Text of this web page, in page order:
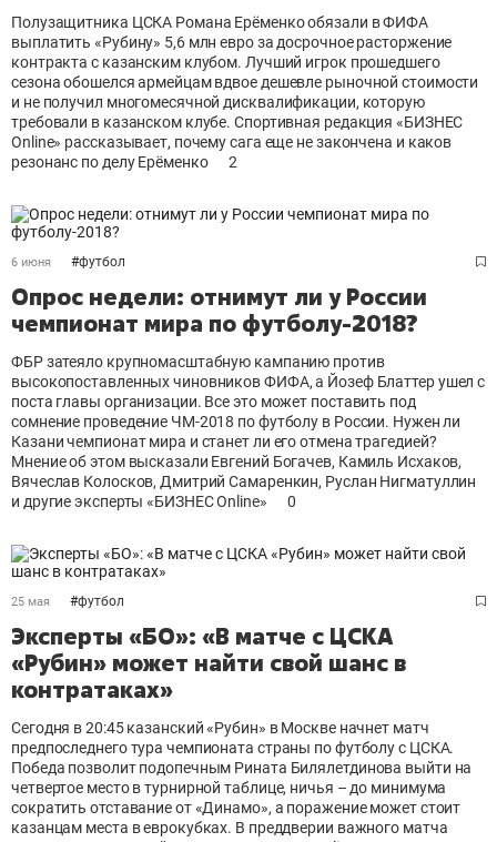
Полузащитника ЦСКА Романа Ерёменко обязали в ФИФА
выплатить «Рубину» 5,6 млн евро за досрочное расторжение
контракта с казанским клубом. Лучший игрок прошедшего
сезона обошелся армейцам вдвое дешевле рыночной стоимости
и не получил многомесячной дисквалификации, которую
требовали в казанском клубе. Спортивная редакция «БИЗНЕС
Online» рассказывает, почему сага еще не закончена и каков
резонанс по делу Ерёменко
2
6 июня #футбол
Опрос недели: отнимут ли у России
чемпионат мира по футболу-2018?
ФБР затеяло крупномасштабную кампанию против
высокопоставленных чиновников ФИФА, а Йозеф Блаттер ушел с
поста главы организации. Все это может поставить под
сомнение проведение ЧМ-2018 по футболу в России. Нужен ли
Казани чемпионат мира и станет ли его отмена трагедией?
Мнение об этом высказали Евгений Богачев, Камиль Исхаков,
Вячеслав Колосков, Дмитрий Самаренкин, Руслан Нигматуллин
и другие эксперты «БИЗНЕС Online»
0
25 мая #футбол
Эксперты «БО»: «В матче с ЦСКА
«Рубин» может найти свой шанс в
контратаках»
Сегодня в 20:45 казанский «Рубин» в Москве начнет матч
предпоследнего тура чемпионата страны по футболу с ЦСКА.
Победа позволит подопечным Рината Билялетдинова выйти на
четвертое место в турнирной таблице, ничья – до минимума
сократить отставание от «Динамо», а поражение может стоит
казанцам места в еврокубках. В преддверии важного матча